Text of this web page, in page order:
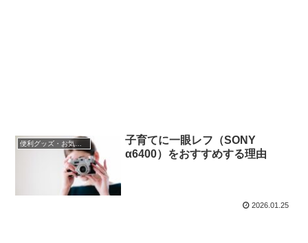
便利グッズ・お気に入り小物
子育てに一眼レフ（SONY
α6400）をおすすめする理由
2026.01.25